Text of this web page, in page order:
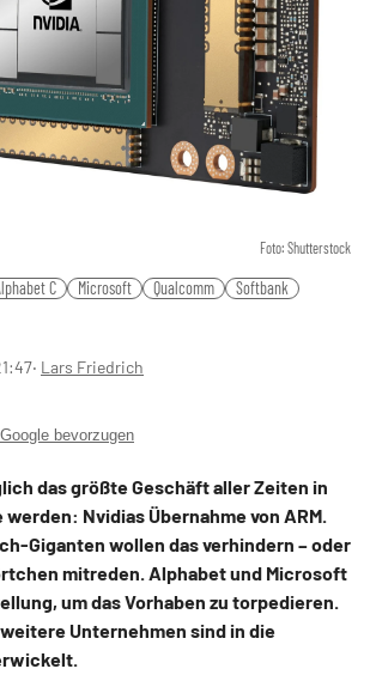
Foto: Shutterstock
C Microsoft Qualcomm
Softbank
‧ Lars Friedrich
bevorzugen
das größte Geschäft aller Zeiten in
Nvidias Übernahme von ARM.
Giganten wollen das verhindern – oder
mitreden. Alphabet und Microsoft
um das Vorhaben zu torpedieren.
Unternehmen sind in die